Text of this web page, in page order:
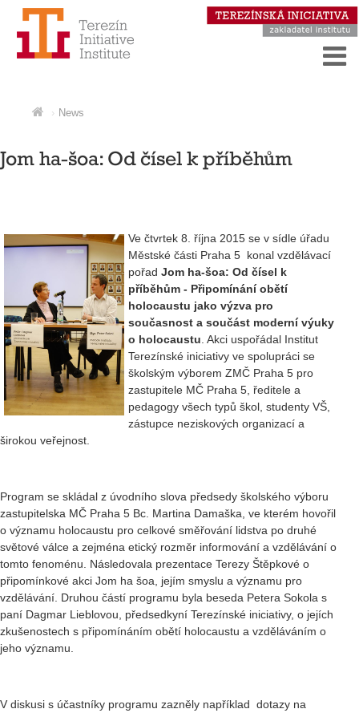
News
Jom ha-šoa: Od čísel k příběhům
Ve čtvrtek 8. října 2015 se v sídle úřadu
Městské části Praha 5 konal vzdělávací
pořad Jom ha-šoa: Od čísel k
příběhům - Připomínání obětí
holocaustu jako výzva pro
současnost a součást moderní výuky
o holocaustu . Akci uspořádal Institut
Terezínské iniciativy ve spolupráci se
školským výborem ZMČ Praha 5 pro
zastupitele MČ Praha 5, ředitele a
pedagogy všech typů škol, studenty VŠ,
zástupce neziskových organizací a
širokou veřejnost.
Program se skládal z úvodního slova předsedy školského výboru
zastupitelska MČ Praha 5 Bc. Martina Damaška, ve kterém hovořil
o významu holocaustu pro celkové směřování lidstva po druhé
světové válce a zejména etický rozměr informování a vzdělávání o
tomto fenoménu. Následovala prezentace Terezy Štěpkové o
připomínkové akci Jom ha šoa, jejím smyslu a významu pro
vzdělávání. Druhou částí programu byla beseda Petera Sokola s
paní Dagmar Lieblovou, předsedkyní Terezínské iniciativy, o jejích
zkušenostech s připomínáním obětí holocaustu a vzděláváním o
jeho významu.
V diskusi s účastníky programu zazněly například dotazy na